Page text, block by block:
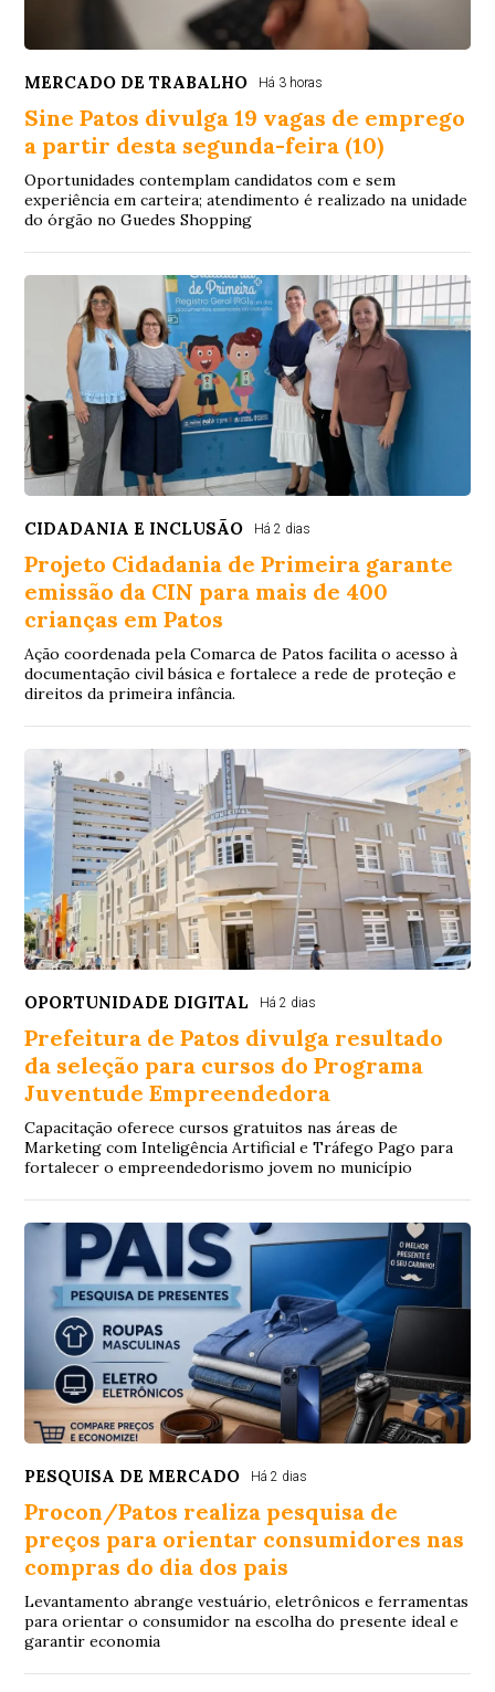
MERCADO DE TRABALHO Há 3 horas
Sine Patos divulga 19 vagas de emprego
a partir desta segunda-feira (10)
Oportunidades contemplam candidatos com e sem
experiência em carteira; atendimento é realizado na unidade
do órgão no Guedes Shopping
CIDADANIA E INCLUSÃO Há 2 dias
Projeto Cidadania de Primeira garante
emissão da CIN para mais de 400
crianças em Patos
Ação coordenada pela Comarca de Patos facilita o acesso à
documentação civil básica e fortalece a rede de proteção e
direitos da primeira infância.
OPORTUNIDADE DIGITAL Há 2 dias
Prefeitura de Patos divulga resultado
da seleção para cursos do Programa
Juventude Empreendedora
Capacitação oferece cursos gratuitos nas áreas de
Marketing com Inteligência Artificial e Tráfego Pago para
fortalecer o empreendedorismo jovem no município
PESQUISA DE MERCADO Há 2 dias
Procon/Patos realiza pesquisa de
preços para orientar consumidores nas
compras do dia dos pais
Levantamento abrange vestuário, eletrônicos e ferramentas
para orientar o consumidor na escolha do presente ideal e
garantir economia